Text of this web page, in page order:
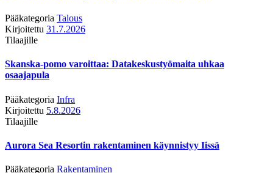
Pääkategoria Talous
Kirjoitettu 31.7.2026
Tilaajille
Skanska-pomo varoittaa: Datakeskustyömaita uhkaa
osaajapula
Pääkategoria Infra
Kirjoitettu 5.8.2026
Tilaajille
Aurora Sea Resortin rakentaminen käynnistyy Iissä
Pääkategoria Rakentaminen